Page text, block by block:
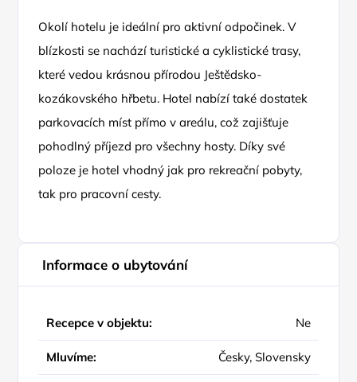
Okolí hotelu je ideální pro aktivní odpočinek. V
blízkosti se nachází turistické a cyklistické trasy,
které vedou krásnou přírodou Ještědsko-
kozákovského hřbetu. Hotel nabízí také dostatek
parkovacích míst přímo v areálu, což zajišťuje
pohodlný příjezd pro všechny hosty. Díky své
poloze je hotel vhodný jak pro rekreační pobyty,
tak pro pracovní cesty.
Informace o ubytování
Recepce v objektu: Ne
Mluvíme: Česky, Slovensky